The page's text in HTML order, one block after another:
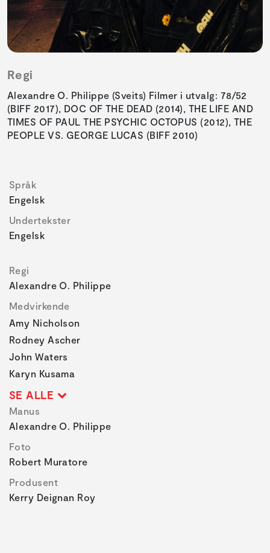
Regi
Alexandre O. Philippe (Sveits) Filmer i utvalg: 78/52
(BIFF 2017), DOC OF THE DEAD (2014), THE LIFE AND
TIMES OF PAUL THE PSYCHIC OCTOPUS (2012), THE
PEOPLE VS. GEORGE LUCAS (BIFF 2010)
Språk
Engelsk
Undertekster
Engelsk
Regi
Alexandre O. Philippe
Medvirkende
Amy Nicholson
Rodney Ascher
John Waters
Karyn Kusama
SE ALLE
Manus
Alexandre O. Philippe
Foto
Robert Muratore
Produsent
Kerry Deignan Roy